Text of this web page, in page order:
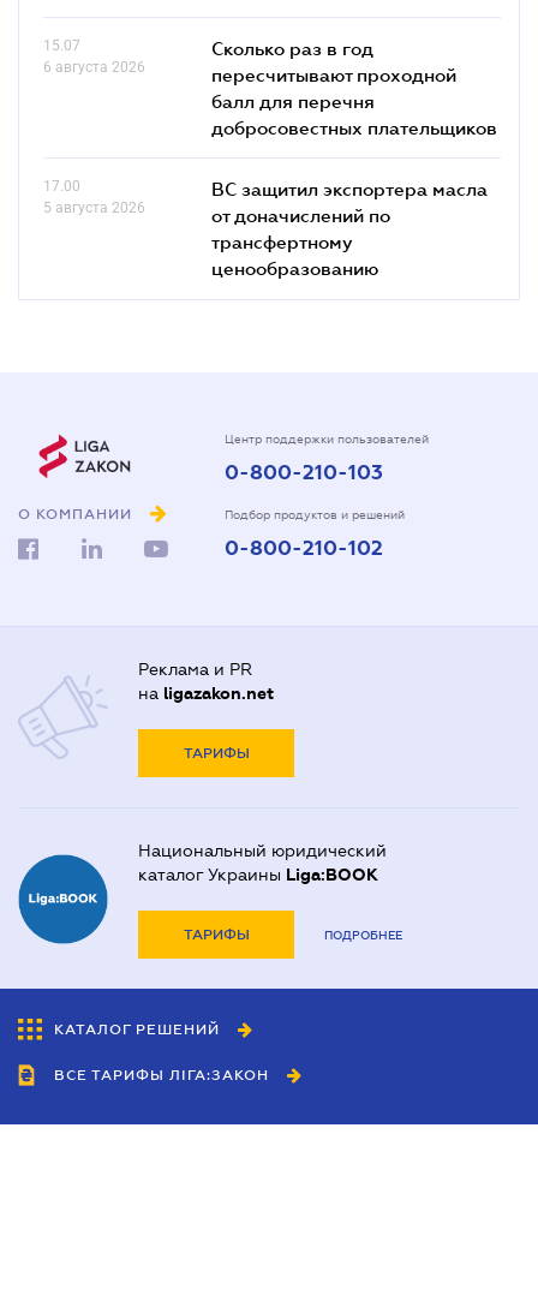
15.07
6 августа 2026
Сколько раз в год
пересчитывают проходной
балл для перечня
добросовестных плательщиков
17.00
5 августа 2026
ВС защитил экспортера масла
от доначислений по
трансфертному
ценообразованию
О КОМПАНИИ
Центр поддержки пользователей
0-800-210-103
Подбор продуктов и решений
0-800-210-102
Реклама и PR
на ligazakon.net
ТАРИФЫ
Национальный юридический
каталог Украины Liga:BOOK
ТАРИФЫ ПОДРОБНЕЕ
КАТАЛОГ РЕШЕНИЙ
ВСЕ ТАРИФЫ ЛІГА:ЗАКОН